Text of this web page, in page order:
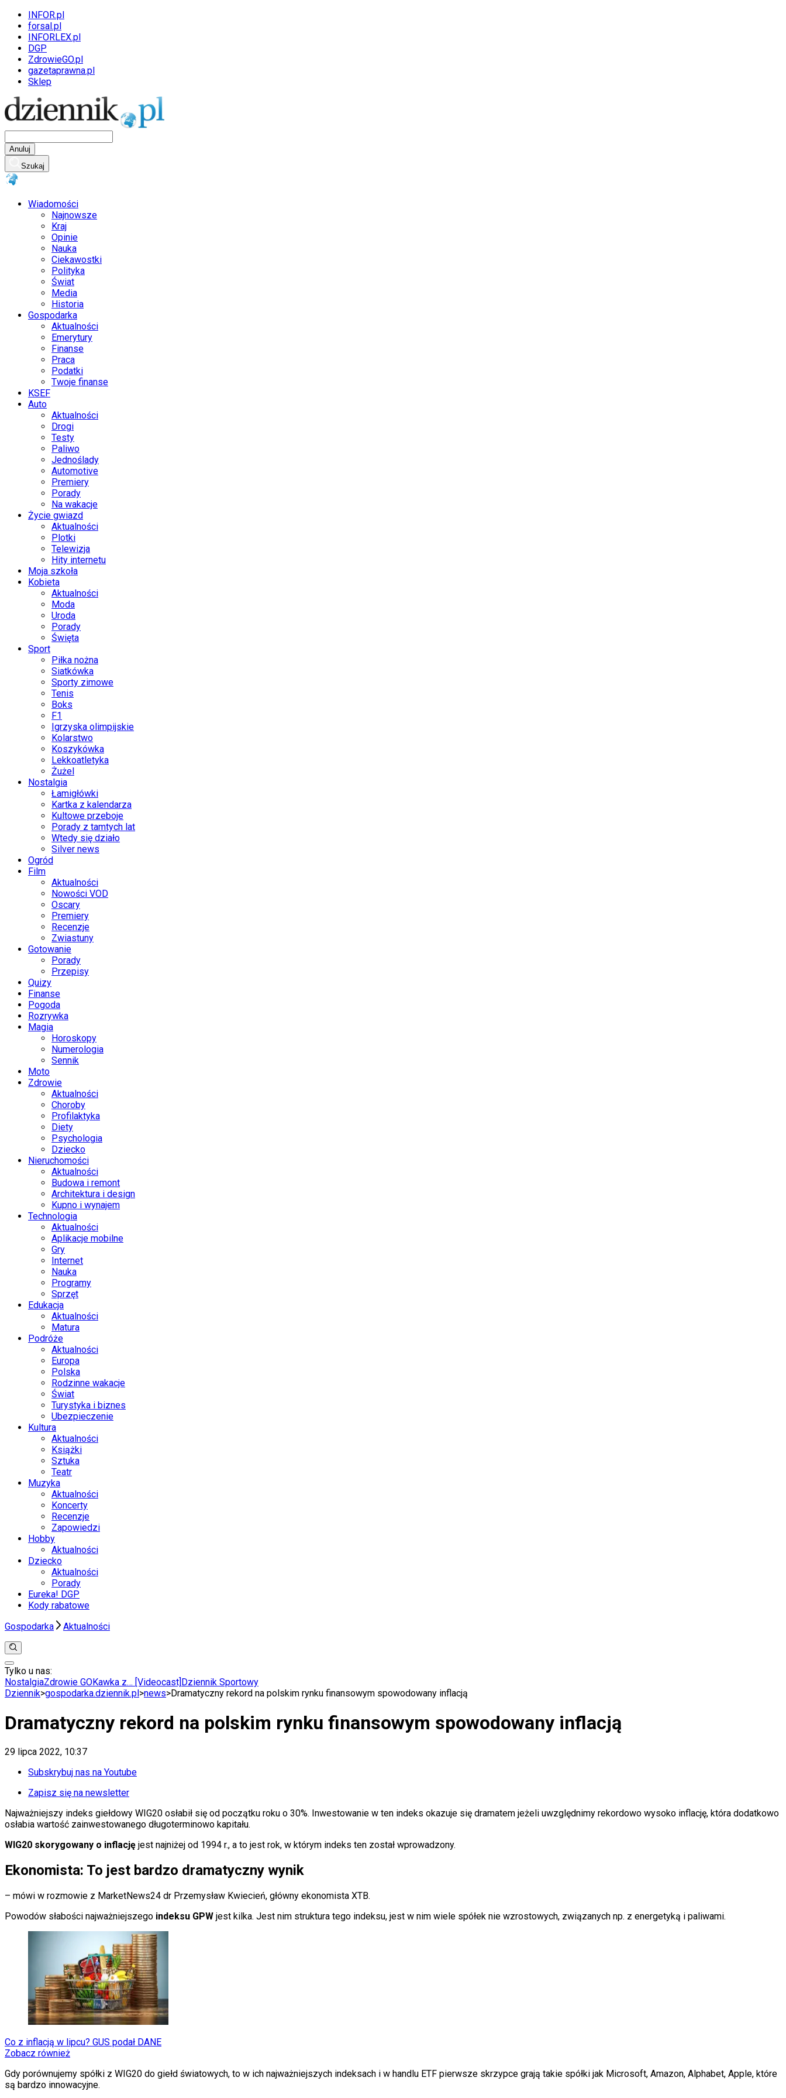
INFOR.pl
forsal.pl
INFORLEX.pl
DGP
ZdrowieGO.pl
gazetaprawna.pl
Sklep
Anuluj
Szukaj
Wiadomości
Najnowsze
Kraj
Opinie
Nauka
Ciekawostki
Polityka
Świat
Media
Historia
Gospodarka
Aktualności
Emerytury
Finanse
Praca
Podatki
Twoje finanse
KSEF
Auto
Aktualności
Drogi
Testy
Paliwo
Jednoślady
Automotive
Premiery
Porady
Na wakacje
Życie gwiazd
Aktualności
Plotki
Telewizja
Hity internetu
Moja szkoła
Kobieta
Aktualności
Moda
Uroda
Porady
Święta
Sport
Piłka nożna
Siatkówka
Sporty zimowe
Tenis
Boks
F1
Igrzyska olimpijskie
Kolarstwo
Koszykówka
Lekkoatletyka
Żużel
Nostalgia
Łamigłówki
Kartka z kalendarza
Kultowe przeboje
Porady z tamtych lat
Wtedy się działo
Silver news
Ogród
Film
Aktualności
Nowości VOD
Oscary
Premiery
Recenzje
Zwiastuny
Gotowanie
Porady
Przepisy
Quizy
Finanse
Pogoda
Rozrywka
Magia
Horoskopy
Numerologia
Sennik
Moto
Zdrowie
Aktualności
Choroby
Profilaktyka
Diety
Psychologia
Dziecko
Nieruchomości
Aktualności
Budowa i remont
Architektura i design
Kupno i wynajem
Technologia
Aktualności
Aplikacje mobilne
Gry
Internet
Nauka
Programy
Sprzęt
Edukacja
Aktualności
Matura
Podróże
Aktualności
Europa
Polska
Rodzinne wakacje
Świat
Turystyka i biznes
Ubezpieczenie
Kultura
Aktualności
Książki
Sztuka
Teatr
Muzyka
Aktualności
Koncerty
Recenzje
Zapowiedzi
Hobby
Aktualności
Dziecko
Aktualności
Porady
Eureka! DGP
Kody rabatowe
Gospodarka
Aktualności
Anuluj
Wiadomości
Kraj
Nauka
Ciekawostki
Gospodarka
Aktualności
Emerytury
Finanse
Praca
Twoje finanse
Finanse
Auto
Auta ekologiczne
Jednoślady
Na wakacje
Życie gwiazd
Aktualności
Plotki
Telewizja
Hity internetu
Edukacja
Aktualności
Matura
Kobieta
Aktualności
Moda
Tylko u nas:
NostalgiaZdrowie GOKawka z… [Videocast] Dziennik Sportowy
Dziennik>gospodarka.dziennik.pl >news>Dramatyczny rekord na polskim rynku finansowym spowodowany inflacją
Dramatyczny rekord na polskim rynku finansowym spowodowany inflacją
29 lipca 2022, 10:37
Subskrybuj nas na Youtube
Zapisz się na newsletter
Najważniejszy indeks giełdowy WIG20 osłabił się od początku roku o 30%. Inwestowanie w ten indeks okazuje się dramatem jeżeli uwzględnimy rekordowo wysoko inflację, która dodatkowo
osłabia wartość zainwestowanego długoterminowo kapitału.
WIG20 skorygowany o inflację jest najniżej od 1994 r., a to jest rok, w którym indeks ten został wprowadzony.
Ekonomista: To jest bardzo dramatyczny wynik
– mówi w rozmowie z MarketNews24 dr Przemysław Kwiecień, główny ekonomista XTB.
Powodów słabości najważniejszego indeksu GPW jest kilka. Jest nim struktura tego indeksu, jest w nim wiele spółek nie wzrostowych, związanych np. z energetyką i paliwami.
Co z inflacją w lipcu? GUS podał DANE
Zobacz również
Gdy porównujemy spółki z WIG20 do giełd światowych, to w ich najważniejszych indeksach i w handlu ETF pierwsze skrzypce grają takie spółki jak Microsoft, Amazon, Alphabet, Apple, które
są bardzo innowacyjne.